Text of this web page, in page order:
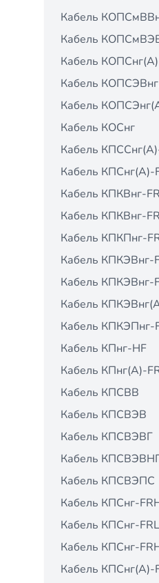
Кабель
Кабель
Кабель
Кабель
Кабель
Кабель КОСнг
Кабель
Кабель КПCнг(А)-
Кабель КПКВнг-
Кабель КПКВнг-
Кабель КПКПнг-
Кабель КПКЭВнг-
Кабель КПКЭВнг-
Кабель
Кабель КПКЭПнг-
Кабель КПнг-HF
Кабель КПнг(А)-
Кабель КПСВВ
Кабель КПСВЭВ
Кабель КПСВЭВГ
Кабель
Кабель КПСВЭПС
Кабель КПСнг-
Кабель КПСнг-
Кабель КПСнг-
Кабель КПСнг(А)-